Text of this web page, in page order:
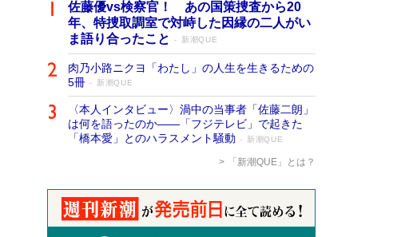
佐藤優vs検察官！ あの国策捜査から20
年、特捜取調室で対峙した因縁の二人がい
ま語り合ったこと
新潮QUE
肉乃小路ニクヨ「わたし」の人生を生きるための
5冊
新潮QUE
〈本人インタビュー〉渦中の当事者「佐藤二朗」
は何を語ったのか――「フジテレビ」で起きた
「橋本愛」とのハラスメント騒動
新潮QUE
「新潮QUE」とは？